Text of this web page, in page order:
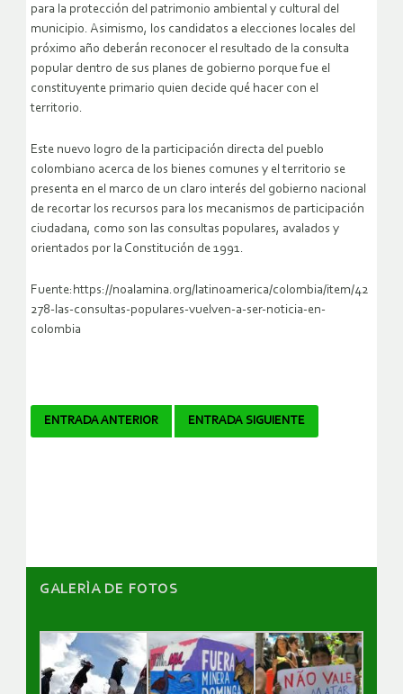
para la protección del patrimonio ambiental y cultural del
municipio. Asimismo, los candidatos a elecciones locales del
próximo año deberán reconocer el resultado de la consulta
popular dentro de sus planes de gobierno porque fue el
constituyente primario quien decide qué hacer con el
territorio.
Este nuevo logro de la participación directa del pueblo
colombiano acerca de los bienes comunes y el territorio se
presenta en el marco de un claro interés del gobierno nacional
de recortar los recursos para los mecanismos de participación
ciudadana, como son las consultas populares, avalados y
orientados por la Constitución de 1991.
Fuente:https://noalamina.org/latinoamerica/colombia/item/42
278-las-consultas-populares-vuelven-a-ser-noticia-en-
colombia
Navegador
ENTRADA ANTERIOR ENTRADA SIGUIENTE
GALERÌA DE FOTOS